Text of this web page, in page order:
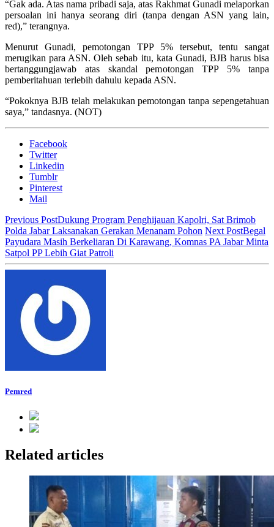
“Gak ada. Atas nama pribadi saja, atas Rakhmat Gunadi melaporkan
persoalan ini hanya seorang diri (tanpa dengan ASN yang lain,
red),” terangnya.
Menurut Gunadi, pemotongan TPP 5% tersebut, tentu sangat
merugikan para ASN. Oleh sebab itu, kata Gunadi, BJB harus bisa
bertanggungjawab atas skandal pemotongan TPP 5% tanpa
pemberitahuan terlebih dahulu kepada ASN.
“Pokoknya BJB telah melakukan pemotongan tanpa sepengetahuan
saya,” tandasnya. (NOT)
Facebook
Twitter
Linkedin
Tumblr
Pinterest
Mail
Previous PostDukung Program Penghijauan Kapolri, Sat Brimob
Polda Jabar Laksanakan Gerakan Menanam Pohon Next PostBegal
Payudara Masih Berkeliaran Di Karawang, Komnas PA Jabar Minta
Satpol PP Lebih Giat Patroli
Pemred
Related articles